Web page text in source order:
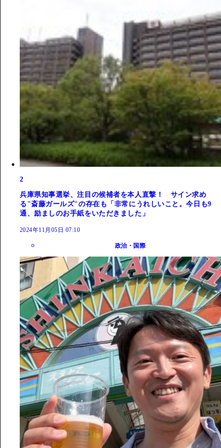
2
兵庫県知事選挙、注目の候補者を本人直撃！ サイン求め
る"斎藤ガールズ"の存在も「非常にうれしいこと。今日も9
通、励ましのお手紙をいただきました」
2024年11月05日 07:10
政治・国際